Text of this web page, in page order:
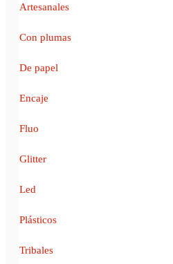
Artesanales
Con plumas
De papel
Encaje
Fluo
Glitter
Led
Plásticos
Tribales